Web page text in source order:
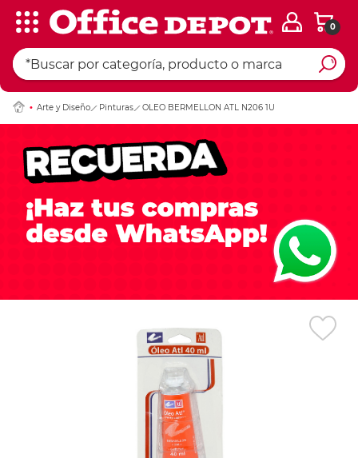
0
Arte y Diseño Pinturas OLEO BERMELLON ATL N206 1U
Ingresar Codigo